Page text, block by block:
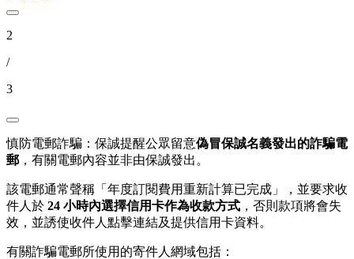
2
/
3
慎防電郵詐騙：保誠提醒公眾留意偽冒保誠名義發出的詐騙電
郵 ，有關電郵內容並非由保誠發出。
該電郵通常聲稱「年度訂閱費用重新計算已完成」，並要求收
件人於 24 小時內選擇信用卡作為收款方式 ，否則款項將會失
效，並誘使收件人點擊連結及提供信用卡資料。
有關詐騙電郵所使用的寄件人網域包括：